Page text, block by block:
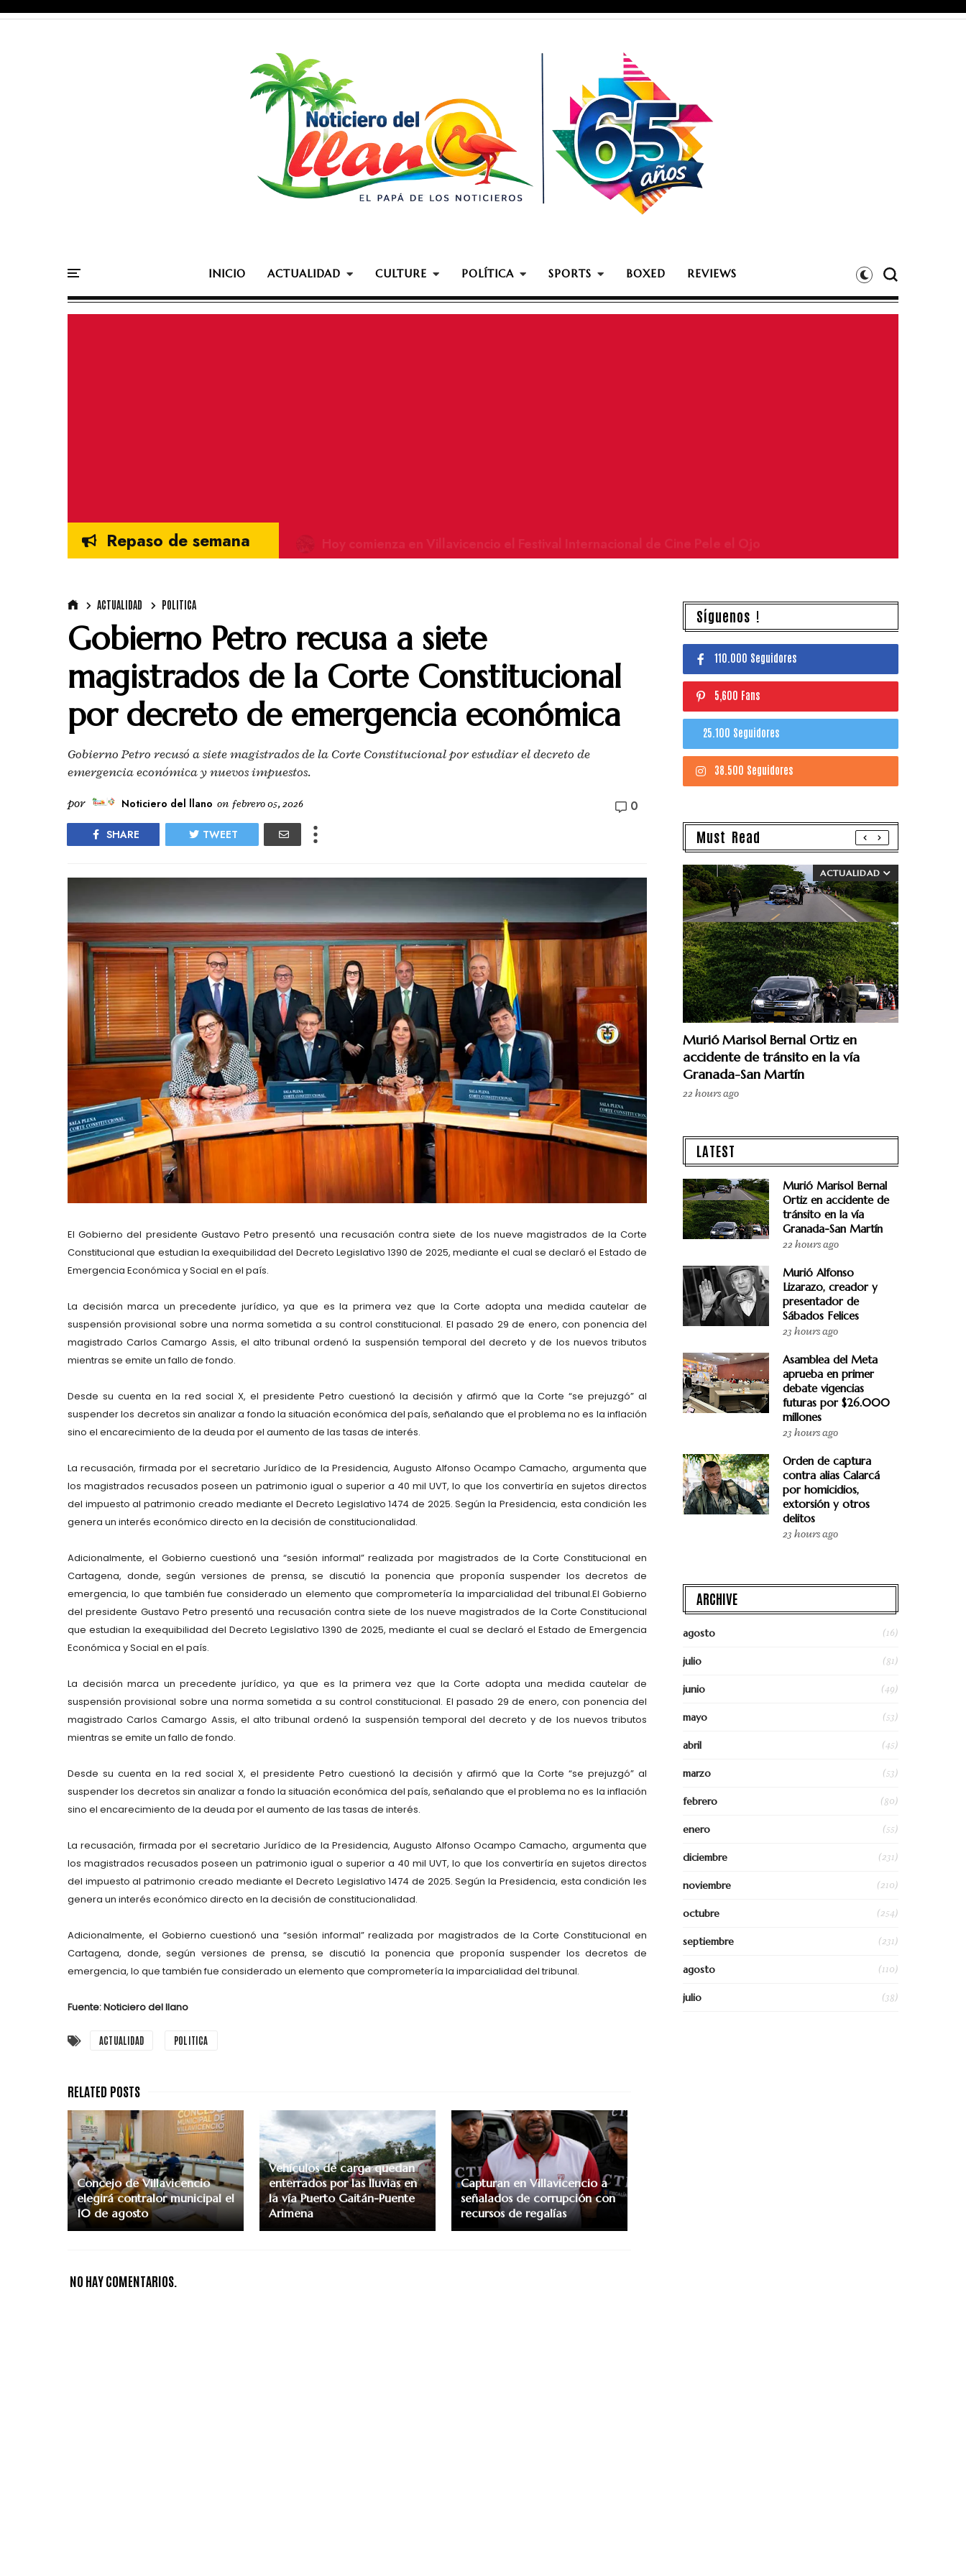
INICIO ACTUALIDAD CULTURE POLÍTICA SPORTS BOXED REVIEWS
Repaso de semana Hoy comienza en Villavicencio el Festival Internacional de Cine Pele el Ojo
ACTUALIDAD POLITICA
Gobierno Petro recusa a siete
magistrados de la Corte Constitucional
por decreto de emergencia económica
Gobierno Petro recusó a siete magistrados de la Corte Constitucional por estudiar el decreto de
emergencia económica y nuevos impuestos.
por Noticiero del llano on febrero 05, 2026 0
SHARE TWEET
El Gobierno del presidente Gustavo Petro presentó una recusación contra siete de los nueve magistrados de la Corte
Constitucional que estudian la exequibilidad del Decreto Legislativo 1390 de 2025, mediante el cual se declaró el Estado de
Emergencia Económica y Social en el país.
La decisión marca un precedente jurídico, ya que es la primera vez que la Corte adopta una medida cautelar de
suspensión provisional sobre una norma sometida a su control constitucional. El pasado 29 de enero, con ponencia del
magistrado Carlos Camargo Assis, el alto tribunal ordenó la suspensión temporal del decreto y de los nuevos tributos
mientras se emite un fallo de fondo.
Desde su cuenta en la red social X, el presidente Petro cuestionó la decisión y afirmó que la Corte “se prejuzgó” al
suspender los decretos sin analizar a fondo la situación económica del país, señalando que el problema no es la inflación
sino el encarecimiento de la deuda por el aumento de las tasas de interés.
La recusación, firmada por el secretario Jurídico de la Presidencia, Augusto Alfonso Ocampo Camacho, argumenta que
los magistrados recusados poseen un patrimonio igual o superior a 40 mil UVT, lo que los convertiría en sujetos directos
del impuesto al patrimonio creado mediante el Decreto Legislativo 1474 de 2025. Según la Presidencia, esta condición les
genera un interés económico directo en la decisión de constitucionalidad.
Adicionalmente, el Gobierno cuestionó una “sesión informal” realizada por magistrados de la Corte Constitucional en
Cartagena, donde, según versiones de prensa, se discutió la ponencia que proponía suspender los decretos de
emergencia, lo que también fue considerado un elemento que comprometería la imparcialidad del tribunal.El Gobierno
del presidente Gustavo Petro presentó una recusación contra siete de los nueve magistrados de la Corte Constitucional
que estudian la exequibilidad del Decreto Legislativo 1390 de 2025, mediante el cual se declaró el Estado de Emergencia
Económica y Social en el país.
La decisión marca un precedente jurídico, ya que es la primera vez que la Corte adopta una medida cautelar de
suspensión provisional sobre una norma sometida a su control constitucional. El pasado 29 de enero, con ponencia del
magistrado Carlos Camargo Assis, el alto tribunal ordenó la suspensión temporal del decreto y de los nuevos tributos
mientras se emite un fallo de fondo.
Desde su cuenta en la red social X, el presidente Petro cuestionó la decisión y afirmó que la Corte “se prejuzgó” al
suspender los decretos sin analizar a fondo la situación económica del país, señalando que el problema no es la inflación
sino el encarecimiento de la deuda por el aumento de las tasas de interés.
La recusación, firmada por el secretario Jurídico de la Presidencia, Augusto Alfonso Ocampo Camacho, argumenta que
los magistrados recusados poseen un patrimonio igual o superior a 40 mil UVT, lo que los convertiría en sujetos directos
del impuesto al patrimonio creado mediante el Decreto Legislativo 1474 de 2025. Según la Presidencia, esta condición les
genera un interés económico directo en la decisión de constitucionalidad.
Adicionalmente, el Gobierno cuestionó una “sesión informal” realizada por magistrados de la Corte Constitucional en
Cartagena, donde, según versiones de prensa, se discutió la ponencia que proponía suspender los decretos de
emergencia, lo que también fue considerado un elemento que comprometería la imparcialidad del tribunal.
Fuente: Noticiero del llano
ACTUALIDAD POLITICA
Concejo de Villavicencio
elegirá contralor municipal el
10 de agosto
Vehículos de carga quedan
enterrados por las lluvias en
la vía Puerto Gaitán-Puente
Arimena
Capturan en Villavicencio a
señalados de corrupción con
recursos de regalías
NO HAY COMENTARIOS.
Síguenos !
110.000 Seguidores
5,600 Fans
25.100 Seguidores
38.500 Seguidores
Must Read
ACTUALIDAD
Murió Marisol Bernal Ortiz en
accidente de tránsito en la vía
Granada-San Martín
22 hours ago
LATEST
Murió Marisol Bernal
Ortiz en accidente de
tránsito en la vía
Granada-San Martín
22 hours ago
Murió Alfonso
Lizarazo, creador y
presentador de
Sábados Felices
23 hours ago
Asamblea del Meta
aprueba en primer
debate vigencias
futuras por $26.000
millones
23 hours ago
Orden de captura
contra alias Calarcá
por homicidios,
extorsión y otros
delitos
23 hours ago
ARCHIVE
agosto (16)
julio (81)
junio (49)
mayo (53)
abril (45)
marzo (53)
febrero (80)
enero (55)
diciembre (231)
noviembre (210)
octubre (254)
septiembre (231)
agosto (110)
julio (38)